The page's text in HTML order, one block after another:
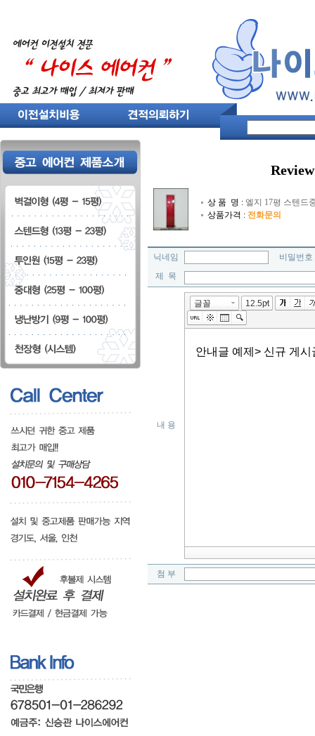
Review
상 품 명 : 엘지 17평 스텐드
상품가격 : 전화문의
닉네임
비밀번
제 목
내 용
첨 부